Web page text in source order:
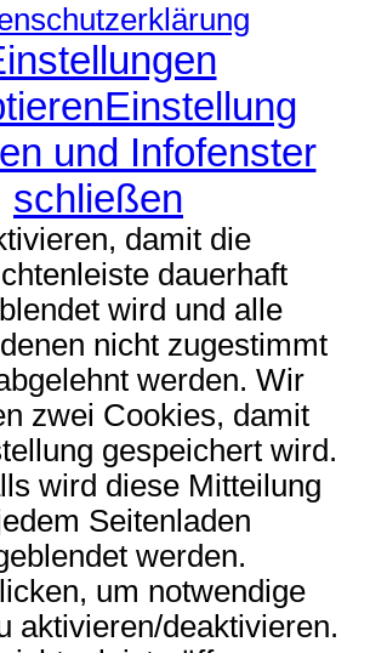
Einstellung
und Infofenster
schließen
damit die
dauerhaft
wird und alle
nicht zugestimmt
werden. Wir
zwei Cookies, damit
gespeichert wird.
wird diese Mitteilung
Seitenladen
werden.
um notwendige
aktivieren/deaktivieren.